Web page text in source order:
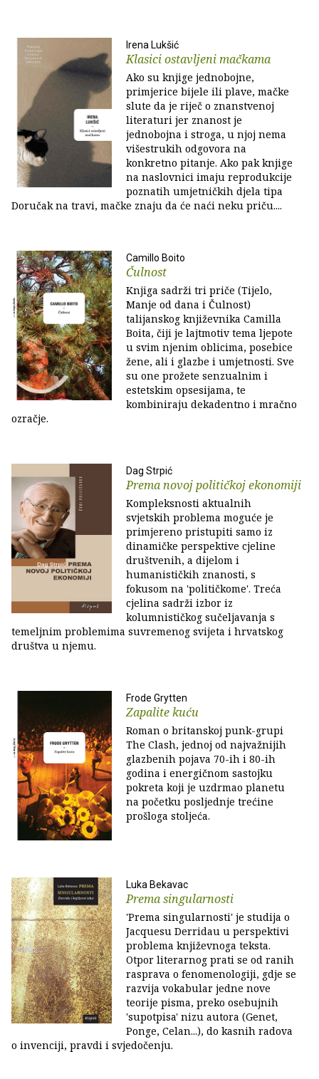
Irena Lukšić
Klasici ostavljeni mačkama
Ako su knjige jednobojne,
primjerice bijele ili plave, mačke
slute da je riječ o znanstvenoj
literaturi jer znanost je
jednobojna i stroga, u njoj nema
višestrukih odgovora na
konkretno pitanje. Ako pak knjige
na naslovnici imaju reprodukcije
poznatih umjetničkih djela tipa
Doručak na travi, mačke znaju da će naći neku priču....
Camillo Boito
Čulnost
Knjiga sadrži tri priče (Tijelo,
Manje od dana i Čulnost)
talijanskog književnika Camilla
Boita, čiji je lajtmotiv tema ljepote
u svim njenim oblicima, posebice
žene, ali i glazbe i umjetnosti. Sve
su one prožete senzualnim i
estetskim opsesijama, te
kombiniraju dekadentno i mračno
ozračje.
Dag Strpić
Prema novoj političkoj ekonomiji
Kompleksnosti aktualnih
svjetskih problema moguće je
primjereno pristupiti samo iz
dinamičke perspektive cjeline
društvenih, a dijelom i
humanističkih znanosti, s
fokusom na 'političkome'. Treća
cjelina sadrži izbor iz
kolumnističkog sučeljavanja s
temeljnim problemima suvremenog svijeta i hrvatskog
društva u njemu.
Frode Grytten
Zapalite kuću
Roman o britanskoj punk-grupi
The Clash, jednoj od najvažnijih
glazbenih pojava 70-ih i 80-ih
godina i energičnom sastojku
pokreta koji je uzdrmao planetu
na početku posljednje trećine
prošloga stoljeća.
Luka Bekavac
Prema singularnosti
'Prema singularnosti' je studija o
Jacquesu Derridau u perspektivi
problema književnoga teksta.
Otpor literarnog prati se od ranih
rasprava o fenomenologiji, gdje se
razvija vokabular jedne nove
teorije pisma, preko osebujnih
'supotpisa' nizu autora (Genet,
Ponge, Celan...), do kasnih radova
o invenciji, pravdi i svjedočenju.